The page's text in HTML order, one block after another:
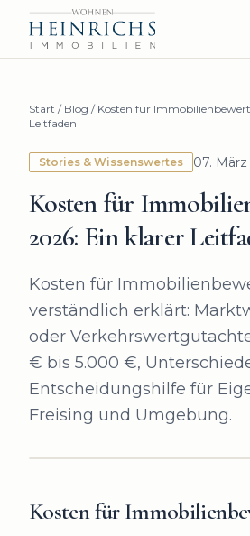
Start / Blog / Kosten für
Leitfaden
Stories & Wissenswertes 07.
Kosten für
2026: Ein klarer
Kosten für
verständlich erklärt:
oder
€ bis 5.000 €,
Entscheidungshilfe für
Freising und Umgebung.
Kosten für